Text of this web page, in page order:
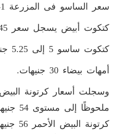
سعر الساسو فى المزرعة 41 جنيها للكيلو
كتكوت أبيض يسجل سعر 5.45 جنيها إلى 6 جنيهات.
كتكوت ساسو 5 إلى 5.25 جنيها للكيلو.
أمهات بيضاء 30 جنيهات.
وسجلت أسعار كرتونة البيض